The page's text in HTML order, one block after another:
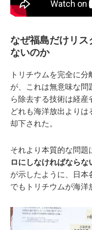
なぜ福島だけリ
ないのか
トリチウムを完全に
が、これは無意味な問
ら除去する技術は経産
どれも海洋放出より
却下された。
それより本質的な問題
ロにしなければならな
が示したように、日本
でもトリチウムが海洋